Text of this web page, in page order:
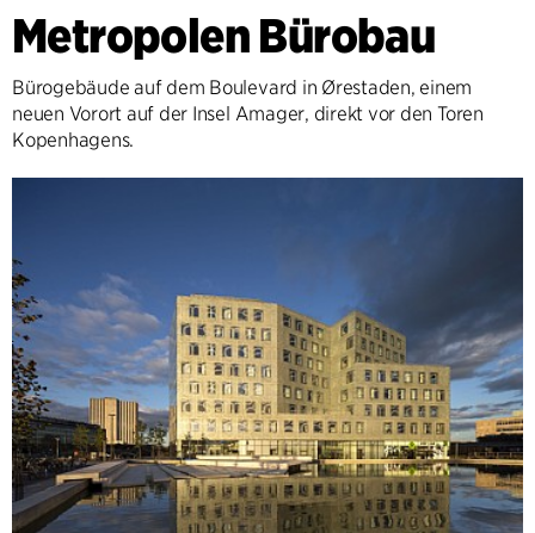
Metropolen Bürobau
Bürogebäude auf dem Boulevard in Ørestaden, einem
neuen Vorort auf der Insel Amager, direkt vor den Toren
Kopenhagens.